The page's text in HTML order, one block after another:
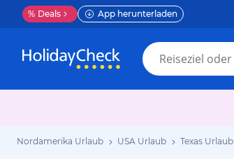
% Deals App herunterladen
Nordamerika Urlaub USA Urlaub Texas Urlaub